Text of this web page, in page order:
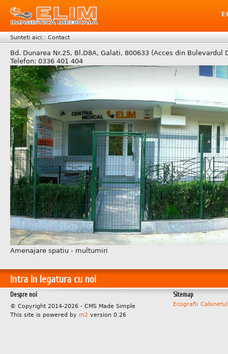
Sunteti aici:: Contact
Bd. Dunarea Nr.25, Bl.D8A, Galati, 800633 ‎(Acces din Bulevardul
Telefon: 0336 401 404
Amenajare spatiu - multumiri
Intra in legatura cu noi
Despre noi
© Copyright 2014-2026 - CMS Made Simple
This site is powered by m2 version 0.26
Sitemap
Ecografii Cabinetul